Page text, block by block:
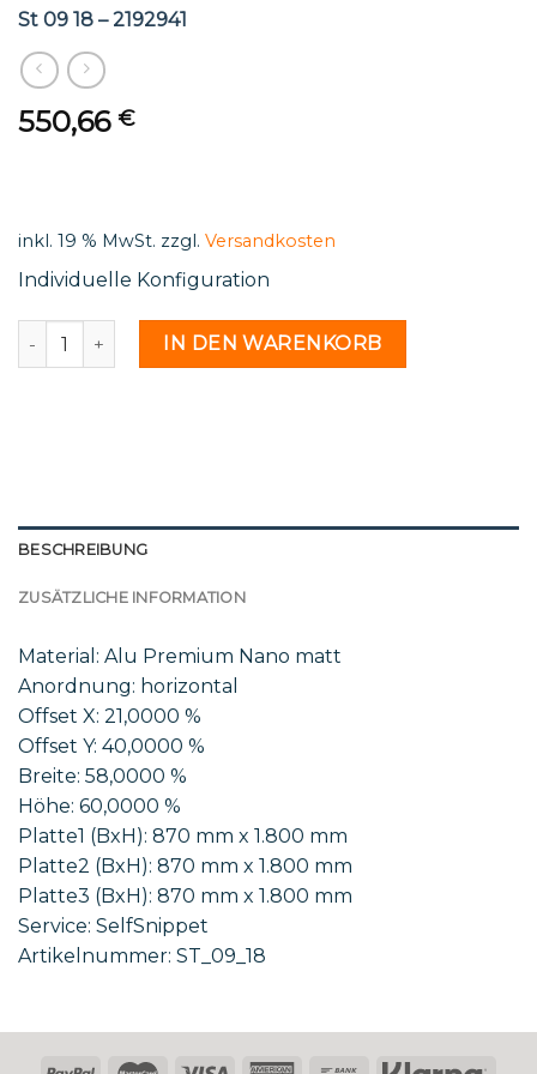
St 09 18 – 2192941
550,66 €
inkl. 19 % MwSt. zzgl. Versandkosten
Individuelle Konfiguration
St 09 18 - 2192941 MengeIN DEN WARENKORB
BESCHREIBUNG
ZUSÄTZLICHE INFORMATION
Material: Alu Premium Nano matt
Anordnung: horizontal
Offset X: 21,0000 %
Offset Y: 40,0000 %
Breite: 58,0000 %
Höhe: 60,0000 %
Platte1 (BxH): 870 mm x 1.800 mm
Platte2 (BxH): 870 mm x 1.800 mm
Platte3 (BxH): 870 mm x 1.800 mm
Service: SelfSnippet
Artikelnummer: ST_09_18